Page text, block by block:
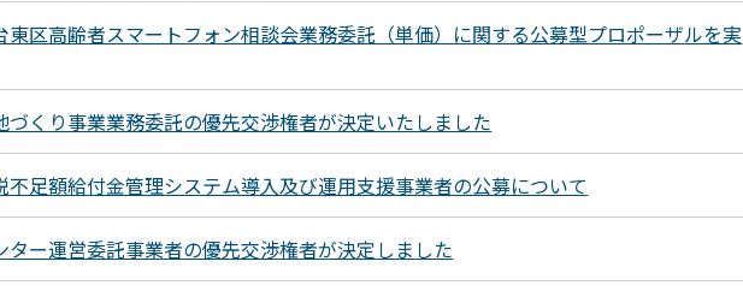
東区高齢者スマートフォン相談会業務委託（単価）に関する公募型プロポーザルを実
くり事業業務委託の優先交渉権者が決定いたしました
不足額給付金管理システム導入及び運用支援事業者の公募について
ター運営委託事業者の優先交渉権者が決定しました